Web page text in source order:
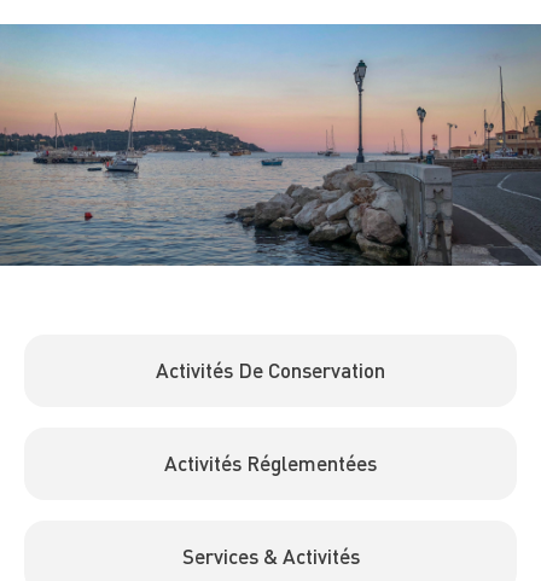
Activités De Conservation
Activités Réglementées
Services & Activités